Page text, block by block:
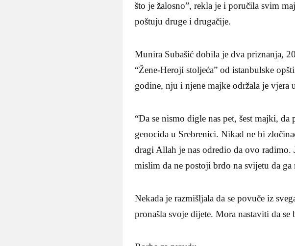
što je žalosno”, rekla je i poručila svim
poštuju druge i drugačije.
Munira Subašić dobila je dva priznanja,
“Žene-Heroji stoljeća” od istanbulske
godine, nju i njene majke održala je vjera
“Da se nismo digle nas pet, šest majki,
genocida u Srebrenici. Nikad ne bi
dragi Allah je nas odredio da ovo
mislim da ne postoji brdo na svijetu da
Nekada je razmišljala da se povuče iz
pronašla svoje dijete. Mora nastaviti da